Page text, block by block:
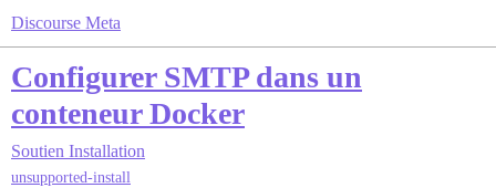
Discourse Meta
Configurer SMTP dans un
conteneur Docker
Soutien Installation
unsupported-install